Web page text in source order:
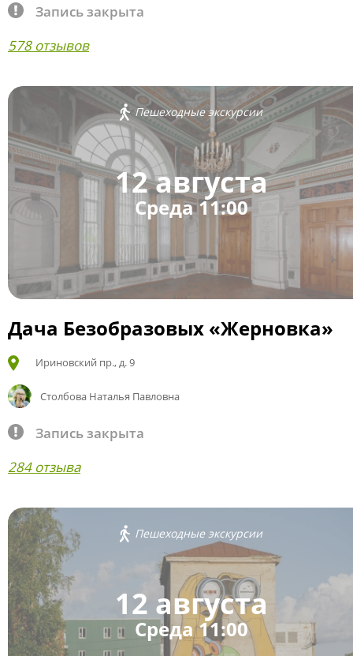
Запись закрыта
578 отзывов
Пешеходные экскурсии
12 августа
Среда 11:00
Дача Безобразовых «Жерновка»
Ириновский пр., д. 9
Столбова Наталья Павловна
Запись закрыта
284 отзыва
Пешеходные экскурсии
12 августа
Среда 11:00